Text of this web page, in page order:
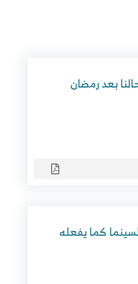
بعد رمضان
كما يفعله